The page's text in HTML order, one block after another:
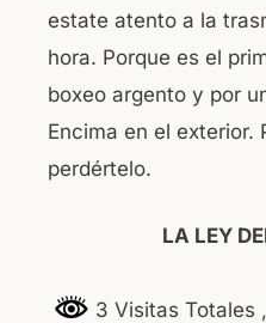
estate atento a la
hora. Porque es el
boxeo argento y por
Encima en el exterior.
perdértelo.
LA LEY
3 Visitas Totales